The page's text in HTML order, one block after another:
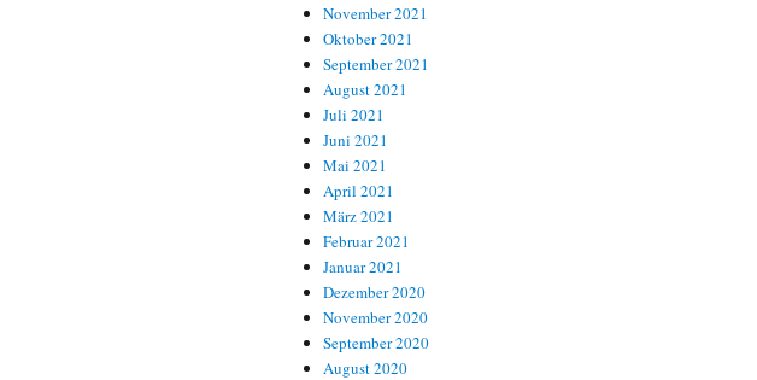
November 2021
Oktober 2021
September 2021
August 2021
Juli 2021
Juni 2021
Mai 2021
April 2021
März 2021
Februar 2021
Januar 2021
Dezember 2020
November 2020
September 2020
August 2020